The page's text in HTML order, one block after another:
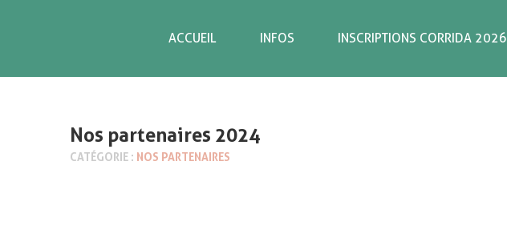
ACCUEIL INFOS INSCRIPTIONS CORRIDA 2026
Nos partenaires 2024
CATÉGORIE : NOS PARTENAIRES